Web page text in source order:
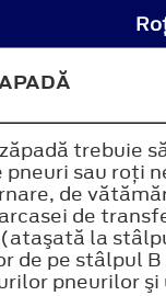
trebuie
sau roţi
de
de
la
de pe stâlpul
pneurilor